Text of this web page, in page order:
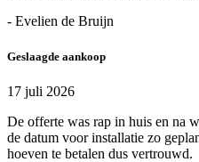
- Evelien de Bruijn
Geslaagde aankoop
17 juli 2026
De offerte was rap in huis en na
de datum voor installatie zo
hoeven te betalen dus vertrouwd.